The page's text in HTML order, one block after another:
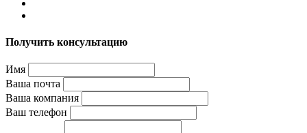
Получить консультацию
Имя
Ваша почта
Ваша компания
Ваш телефон